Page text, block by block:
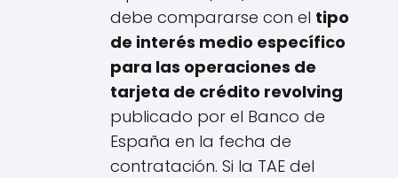
debe compararse con el tipo
de interés medio específico
para las operaciones de
tarjeta de crédito revolving
publicado por el Banco de
España en la fecha de
contratación. Si la TAE del